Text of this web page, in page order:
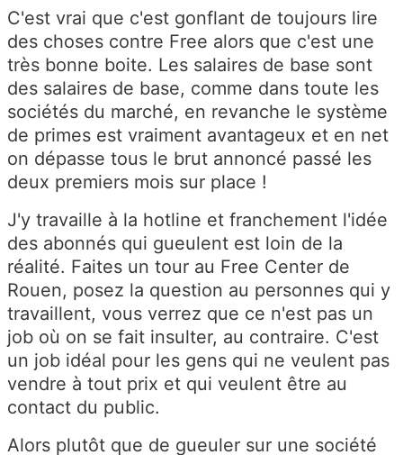
C'est vrai que c'est gonflant de toujours lire
des choses contre Free alors que c'est une
très bonne boite. Les salaires de base sont
des salaires de base, comme dans toute les
sociétés du marché, en revanche le système
de primes est vraiment avantageux et en net
on dépasse tous le brut annoncé passé les
deux premiers mois sur place !
J'y travaille à la hotline et franchement l'idée
des abonnés qui gueulent est loin de la
réalité. Faites un tour au Free Center de
Rouen, posez la question au personnes qui y
travaillent, vous verrez que ce n'est pas un
job où on se fait insulter, au contraire. C'est
un job idéal pour les gens qui ne veulent pas
vendre à tout prix et qui veulent être au
contact du public.
Alors plutôt que de gueuler sur une société